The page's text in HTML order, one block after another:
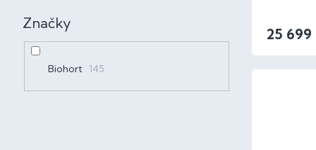
Značky
Biohort 145
25 699